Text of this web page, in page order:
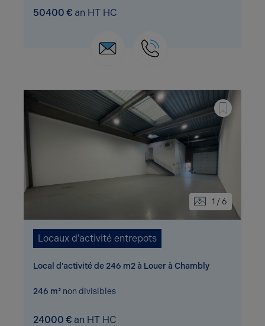
50400 € an HT HC
1 / 6
Locaux d'activité entrepots
Local d'activité de 246 m2 à Louer à Chambly
246 m² non divisibles
24000 € an HT HC